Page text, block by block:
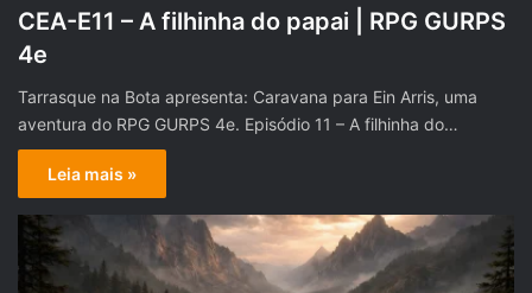
CEA-E11 – A filhinha do papai | RPG GURPS
4e
Tarrasque na Bota apresenta: Caravana para Ein Arris, uma
aventura do RPG GURPS 4e. Episódio 11 – A filhinha do…
Leia mais »